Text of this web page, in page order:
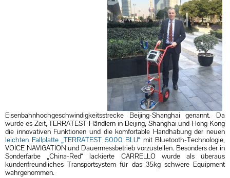
Eisenbahnhochgeschwindigkeitsstrecke Beijing-Shanghai genannt. Da
wurde es Zeit, TERRATEST Händlern in Beijing, Shanghai und Hong Kong
die innovativen Funktionen und die komfortable Handhabung der neuen
leichten Fallplatte „TERRATEST 5000 BLU“ mit Bluetooth-Technologie,
VOICE NAVIGATION und Dauermessbetrieb vorzustellen. Besonders der in
Sonderfarbe „China-Red“ lackierte CARRELLO wurde als überaus
kundenfreundliches Transportsystem für das 35kg schwere Equipment
wahrgenommen.